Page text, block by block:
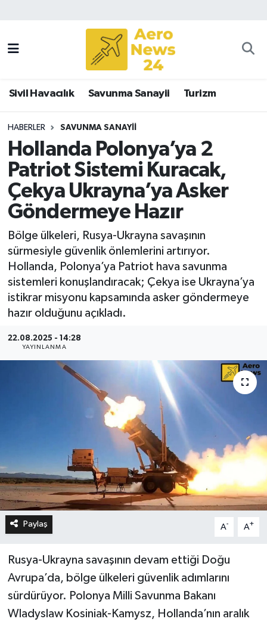
Sivil Havacılık Savunma Sanayii Turizm
HABERLER SAVUNMA SANAYII
Hollanda Polonya’ya 2
Patriot Sistemi Kuracak,
Çekya Ukrayna’ya Asker
Göndermeye Hazır
Bölge ülkeleri, Rusya-Ukrayna savaşının
sürmesiyle güvenlik önlemlerini artırıyor.
Hollanda, Polonya’ya Patriot hava savunma
sistemleri konuşlandıracak; Çekya ise Ukrayna’ya
istikrar misyonu kapsamında asker göndermeye
hazır olduğunu açıkladı.
22.08.2025 - 14:28
YAYINLANMA
Paylaş A- A+
Rusya-Ukrayna savaşının devam ettiği Doğu
Avrupa’da, bölge ülkeleri güvenlik adımlarını
sürdürüyor. Polonya Milli Savunma Bakanı
Wladyslaw Kosiniak-Kamysz, Hollanda’nın aralık